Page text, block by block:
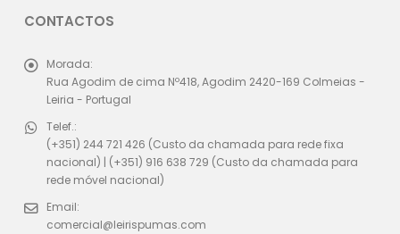
CONTACTOS
Morada:
Rua Agodim de cima Nº418, Agodim 2420-169 Colmeias -
Leiria - Portugal
Telef.:
(+351) 244 721 426 (Custo da chamada para rede fixa
nacional) | (+351) 916 638 729 (Custo da chamada para
rede móvel nacional)
Email:
comercial@leirispumas.com